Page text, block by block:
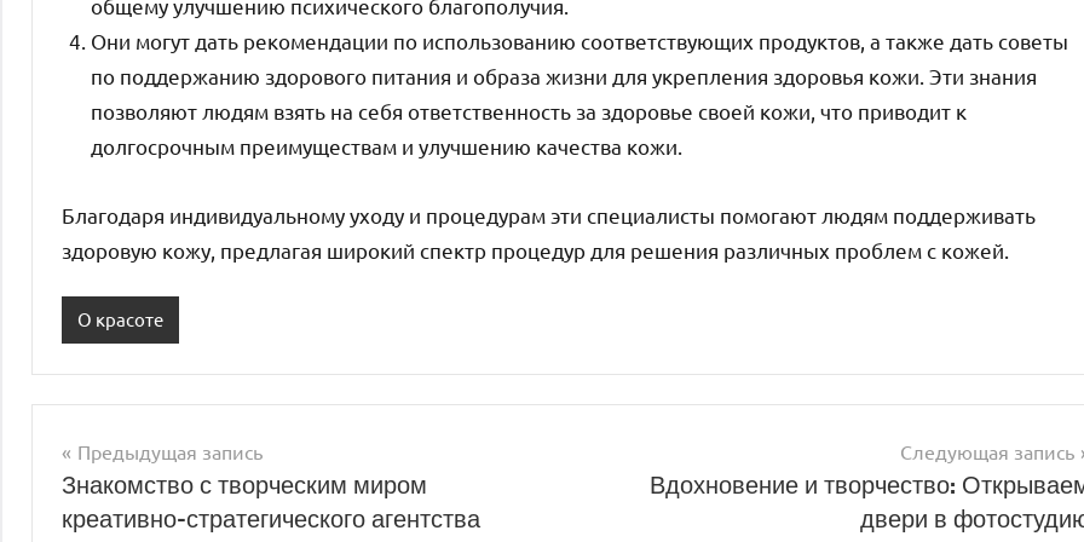
общему улучшению психического благополучия.
Они могут дать рекомендации по использованию соответствующих продуктов, а также дать советы
по поддержанию здорового питания и образа жизни для укрепления здоровья кожи. Эти знания
позволяют людям взять на себя ответственность за здоровье своей кожи, что приводит к
долгосрочным преимуществам и улучшению качества кожи.
Благодаря индивидуальному уходу и процедурам эти специалисты помогают людям поддерживать
здоровую кожу, предлагая широкий спектр процедур для решения различных проблем с кожей.
О красоте
Навигация
по
Предыдущая запись
Знакомство с творческим миром
креативно-стратегического агентства
Следующая запись
Вдохновение и творчество:
двери в